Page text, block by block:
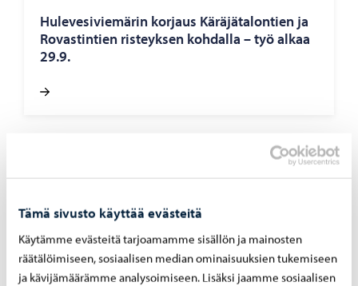
Tämä sivusto käyttää evästeitä
Käytämme evästeitä tarjoamamme sisällön ja mainosten
räätälöimiseen, sosiaalisen median ominaisuuksien tukemiseen
ja kävijämäärämme analysoimiseen. Lisäksi jaamme sosiaalisen
Hu­le­ve­si­vie­mä­rin kor­jaus Kä­rä­jä­ta­lon­tien ja
Ro­vas­tin­tien ris­teyk­sen koh­dal­la – työ alkaa
29.9.
bac­kan­tien koh­dal­ta – työt al­ka­vat 29.7